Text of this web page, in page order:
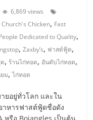
6,869 views
Church's Chicken, Fast
Dedicated to Quality,
,Zaxby’s, ฟาสต์ฟู้ด,
, ร้านไก่ทอด, อันดับไก่ทอด,
ม,ไก่ทอด
ยอยู่ทั่วโลก และใน
าหารฟาสต์ฟู้ดชื่อดัง
หรือ Bojangles เป็นต้น